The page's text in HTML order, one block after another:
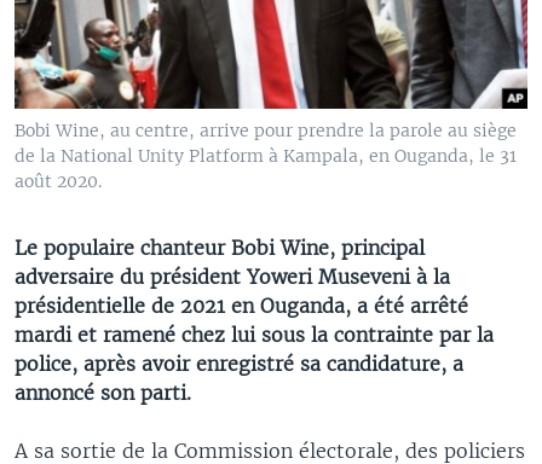
Bobi Wine, au centre, arrive pour prendre la parole au siège
de la National Unity Platform à Kampala, en Ouganda, le 31
août 2020.
Le populaire chanteur Bobi Wine, principal
adversaire du président Yoweri Museveni à la
présidentielle de 2021 en Ouganda, a été arrêté
mardi et ramené chez lui sous la contrainte par la
police, après avoir enregistré sa candidature, a
annoncé son parti.
A sa sortie de la Commission électorale, des policiers